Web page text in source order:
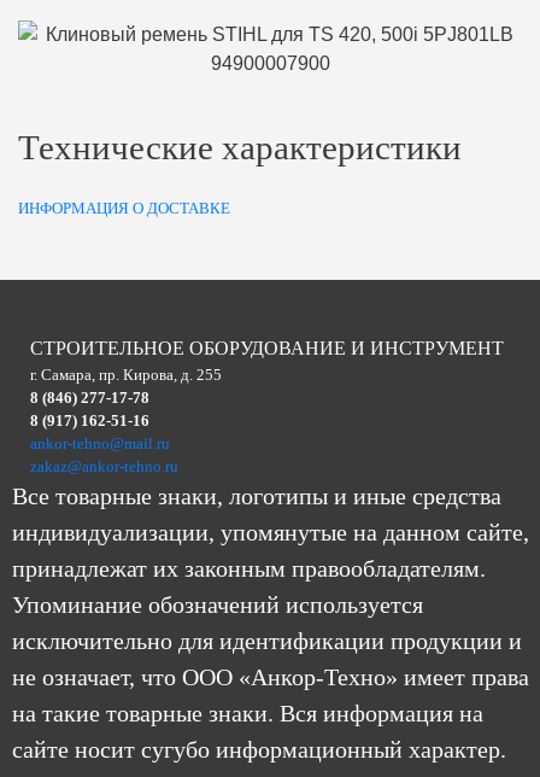
Технические характеристики
ИНФОРМАЦИЯ О ДОСТАВКЕ
СТРОИТЕЛЬНОЕ ОБОРУДОВАНИЕ И ИНСТРУМЕНТ
г. Самара, пр. Кирова, д. 255
8 (846) 277-17-78
8 (917) 162-51-16
ankor-tehno@mail.ru
zakaz@ankor-tehno.ru
Все товарные знаки, логотипы и иные средства
индивидуализации, упомянутые на данном сайте,
принадлежат их законным правообладателям.
Упоминание обозначений используется
исключительно для идентификации продукции и
не означает, что ООО «Анкор-Техно» имеет права
на такие товарные знаки. Вся информация на
сайте носит сугубо информационный характер.